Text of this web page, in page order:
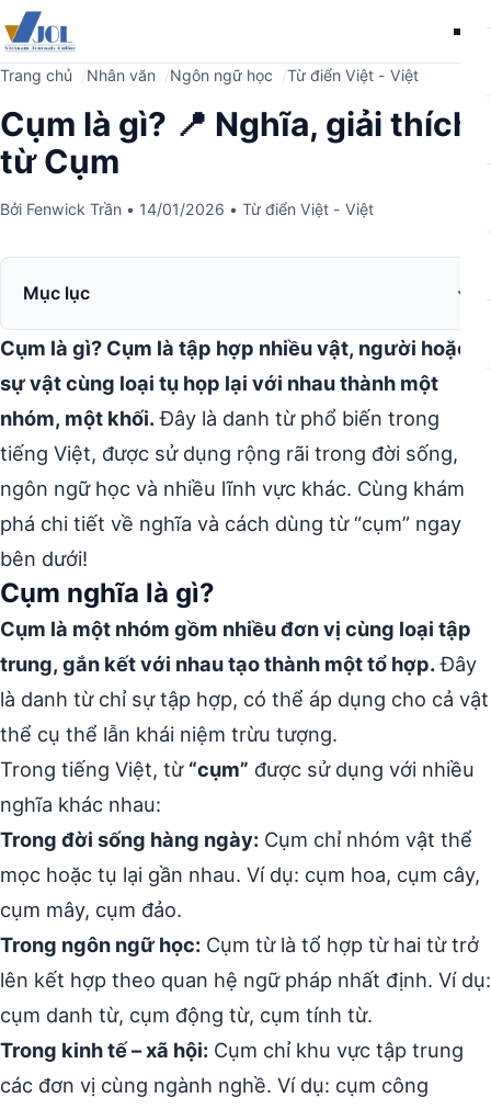
Trang chủ Nhân văn Ngôn ngữ học Từ điển Việt - Việt
Cụm là gì? 📍 Nghĩa, giải thích
từ Cụm
Bởi Fenwick Trần • 14/01/2026 • Từ điển Việt - Việt
Mục lục
Cụm là gì? Cụm là tập hợp nhiều vật, người hoặc
sự vật cùng loại tụ họp lại với nhau thành một
nhóm, một khối.Đây là danh từ phổ biến trong
tiếng Việt, được sử dụng rộng rãi trong đời sống,
ngôn ngữ học và nhiều lĩnh vực khác. Cùng khám
phá chi tiết về nghĩa và cách dùng từ “cụm” ngay
bên dưới!
Cụm nghĩa là gì?
Cụm là một nhóm gồm nhiều đơn vị cùng loại tập
trung, gắn kết với nhau tạo thành một tổ hợp.Đây
là danh từ chỉ sự tập hợp, có thể áp dụng cho cả vật
thể cụ thể lẫn khái niệm trừu tượng.
Trong tiếng Việt, từ “cụm” được sử dụng với nhiều
nghĩa khác nhau:
Trong đời sống hàng ngày: Cụm chỉ nhóm vật thể
mọc hoặc tụ lại gần nhau. Ví dụ: cụm hoa, cụm cây,
cụm mây, cụm đảo.
Trong ngôn ngữ học: Cụm từ là tổ hợp từ hai từ trở
lên kết hợp theo quan hệ ngữ pháp nhất định. Ví dụ:
cụm danh từ, cụm động từ, cụm tính từ.
Trong kinh tế – xã hội: Cụm chỉ khu vực tập trung
các đơn vị cùng ngành nghề. Ví dụ: cụm công